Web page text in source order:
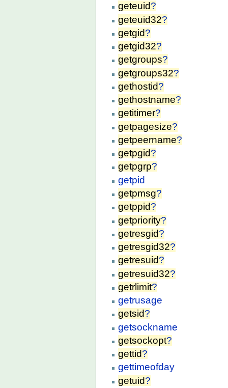
geteuid?
geteuid32?
getgid?
getgid32?
getgroups?
getgroups32?
gethostid?
gethostname?
getitimer?
getpagesize?
getpeername?
getpgid?
getpgrp?
getpid
getpmsg?
getppid?
getpriority?
getresgid?
getresgid32?
getresuid?
getresuid32?
getrlimit?
getrusage
getsid?
getsockname
getsockopt?
gettid?
gettimeofday
getuid?